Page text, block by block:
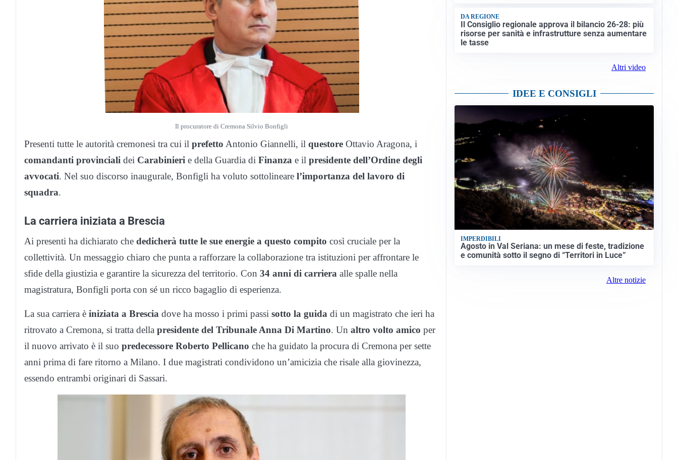
Il procuratore di Cremona Silvio Bonfigli
Presenti tutte le autorità cremonesi tra cui il prefetto Antonio Giannelli, il questore Ottavio Aragona, i
comandanti provinciali dei Carabinieri e della Guardia di Finanza e il presidente dell’Ordine degli
avvocati. Nel suo discorso inaugurale, Bonfigli ha voluto sottolineare l’importanza del lavoro di
squadra.
La carriera iniziata a Brescia
Ai presenti ha dichiarato che dedicherà tutte le sue energie a questo compito così cruciale per la
collettività. Un messaggio chiaro che punta a rafforzare la collaborazione tra istituzioni per affrontare le
sfide della giustizia e garantire la sicurezza del territorio. Con 34 anni di carriera alle spalle nella
magistratura, Bonfigli porta con sé un ricco bagaglio di esperienza.
La sua carriera è iniziata a Brescia dove ha mosso i primi passi sotto la guida di un magistrato che ieri ha
ritrovato a Cremona, si tratta della presidente del Tribunale Anna Di Martino. Un altro volto amico per
il nuovo arrivato è il suo predecessore Roberto Pellicano che ha guidato la procura di Cremona per sette
anni prima di fare ritorno a Milano. I due magistrati condividono un’amicizia che risale alla giovinezza,
essendo entrambi originari di Sassari.
Altre notizie
CRONACA
Truffe “porta a porta” agli anziani, oltre 1.200
vittime: coinvolta anche la provincia di Cremona
TELEVISIONE
Medici e Medicina, diabete di tipo 1: trapianti,
terapie cellulari e salute mentale